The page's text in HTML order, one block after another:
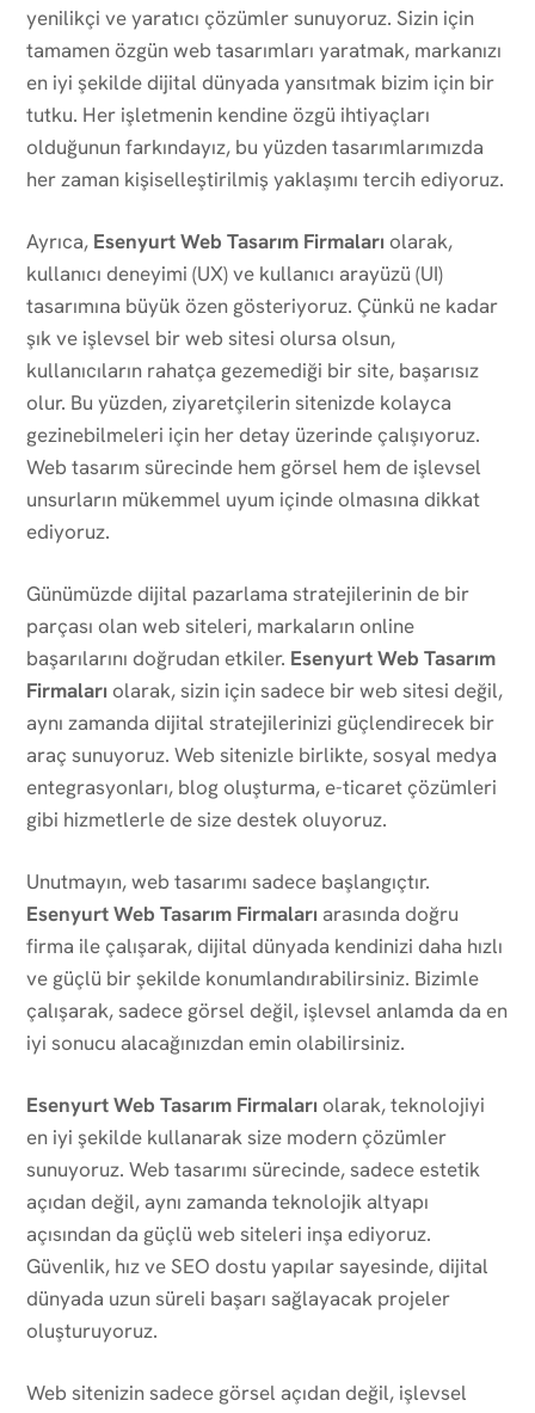
yenilikçi ve yaratıcı çözümler sunuyoruz. Sizin için
tamamen özgün web tasarımları yaratmak, markanızı
en iyi şekilde dijital dünyada yansıtmak bizim için bir
tutku. Her işletmenin kendine özgü ihtiyaçları
olduğunun farkındayız, bu yüzden tasarımlarımızda
her zaman kişiselleştirilmiş yaklaşımı tercih ediyoruz.
Ayrıca, Esenyurt Web Tasarım Firmaları olarak,
kullanıcı deneyimi (UX) ve kullanıcı arayüzü (UI)
tasarımına büyük özen gösteriyoruz. Çünkü ne kadar
şık ve işlevsel bir web sitesi olursa olsun,
kullanıcıların rahatça gezemediği bir site, başarısız
olur. Bu yüzden, ziyaretçilerin sitenizde kolayca
gezinebilmeleri için her detay üzerinde çalışıyoruz.
Web tasarım sürecinde hem görsel hem de işlevsel
unsurların mükemmel uyum içinde olmasına dikkat
ediyoruz.
Günümüzde dijital pazarlama stratejilerinin de bir
parçası olan web siteleri, markaların online
başarılarını doğrudan etkiler. Esenyurt Web Tasarım
Firmaları olarak, sizin için sadece bir web sitesi değil,
aynı zamanda dijital stratejilerinizi güçlendirecek bir
araç sunuyoruz. Web sitenizle birlikte, sosyal medya
entegrasyonları, blog oluşturma, e-ticaret çözümleri
gibi hizmetlerle de size destek oluyoruz.
Unutmayın, web tasarımı sadece başlangıçtır.
Esenyurt Web Tasarım Firmaları arasında doğru
firma ile çalışarak, dijital dünyada kendinizi daha hızlı
ve güçlü bir şekilde konumlandırabilirsiniz. Bizimle
çalışarak, sadece görsel değil, işlevsel anlamda da en
iyi sonucu alacağınızdan emin olabilirsiniz.
Esenyurt Web Tasarım Firmaları olarak, teknolojiyi
en iyi şekilde kullanarak size modern çözümler
sunuyoruz. Web tasarımı sürecinde, sadece estetik
açıdan değil, aynı zamanda teknolojik altyapı
açısından da güçlü web siteleri inşa ediyoruz.
Güvenlik, hız ve SEO dostu yapılar sayesinde, dijital
dünyada uzun süreli başarı sağlayacak projeler
oluşturuyoruz.
Web sitenizin sadece görsel açıdan değil, işlevsel